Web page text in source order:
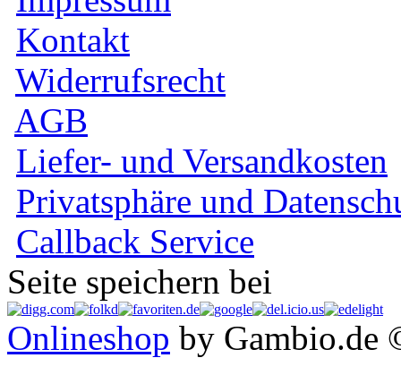
Kontakt
Widerrufsrecht
AGB
Liefer- und Versandkosten
Privatsphäre und
Callback Service
Seite speichern bei
Onlineshop by Gambio.de